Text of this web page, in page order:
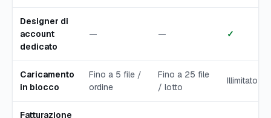
Designer di
account
dedicato
— — ✓
Caricamento
in blocco
Fino a 5 file /
ordine
Fino a 25 file
/ lotto
Illimitato
Fatturazione